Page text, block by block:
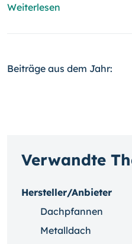
Weiterlesen
Beiträge aus dem Jahr:
Verwandte
Hersteller/Anbieter
Dachpfannen
Metalldach